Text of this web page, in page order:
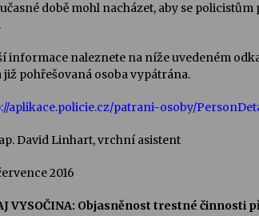
době mohl nacházet, aby se
informace naleznete na níže uvedeném
již pohřešovaná osoba vypátrána.
aplikace.policie.cz/patrani-osoby/
David Linhart, vrchní asistent
2016
VYSOČINA: Objasněnost trestné činnosti